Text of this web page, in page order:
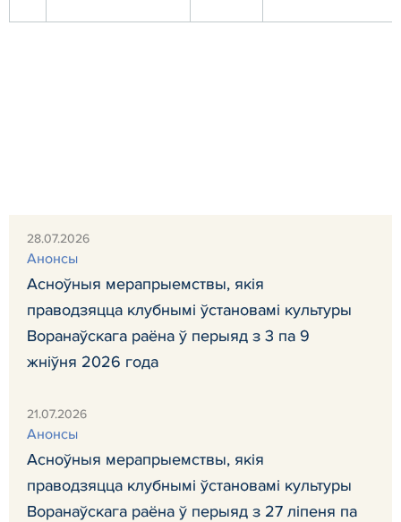
28.07.2026
Анонсы
Асноўныя мерапрыемствы, якія
праводзяцца клубнымі ўстановамі культуры
Воранаўскага раёна ў перыяд з 3 па 9
жніўня 2026 года
21.07.2026
Анонсы
Асноўныя мерапрыемствы, якія
праводзяцца клубнымі ўстановамі культуры
Воранаўскага раёна ў перыяд з 27 ліпеня па